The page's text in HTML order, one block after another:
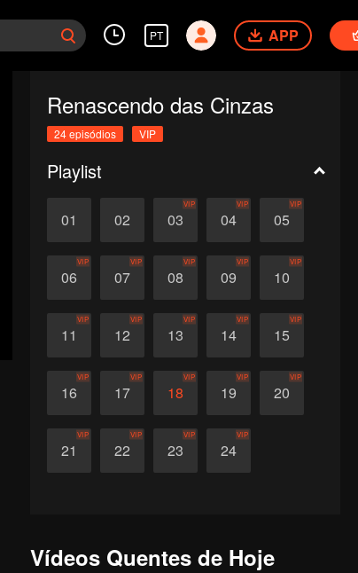
PT APP
Renascendo das Cinzas
24 episódios VIP
Playlist
01 02 03
VIP
04
VIP
05
VIP
06
VIP
07
VIP
08
VIP
09
VIP
10
VIP
11
VIP
12
VIP
13
VIP
14
VIP
15
VIP
16
VIP
17
VIP
18
VIP
19
VIP
20
VIP
21
VIP
22
VIP
23
VIP
24
VIP
Vídeos Quentes de Hoje